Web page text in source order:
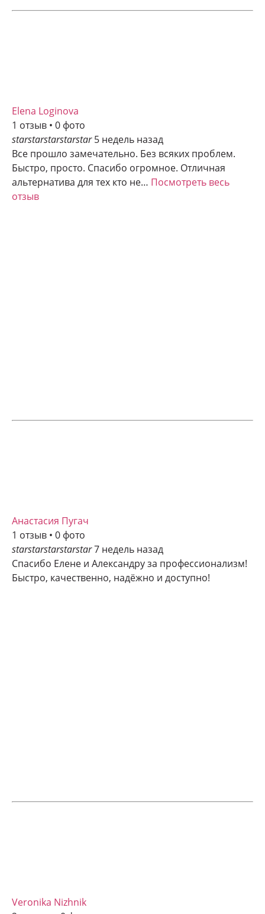
Elena Loginova
1 отзыв • 0 фото
starstarstarstarstar 5 недель назад
Все прошло замечательно. Без всяких проблем.
Быстро, просто. Спасибо огромное. Отличная
альтернатива для тех кто не… Посмотреть весь
отзыв
Анастасия Пугач
1 отзыв • 0 фото
starstarstarstarstar7 недель назад
Спасибо Елене и Александру за профессионализм!
Быстро, качественно, надёжно и доступно!
Veronika Nizhnik